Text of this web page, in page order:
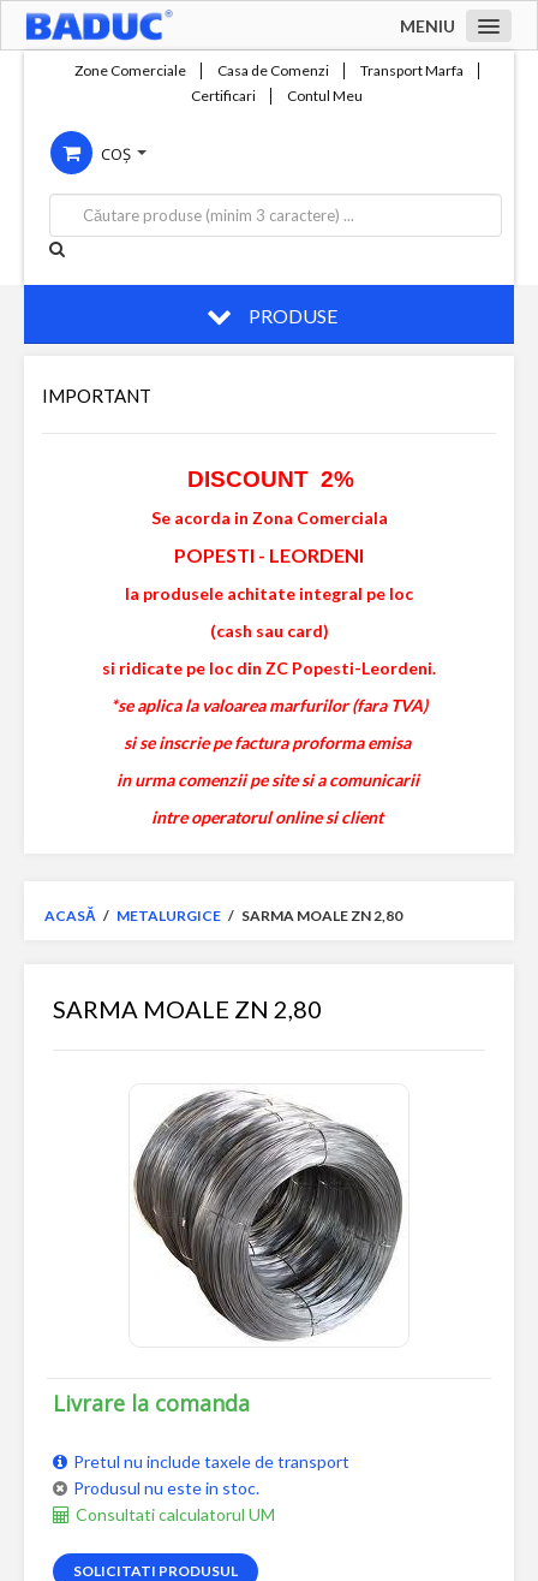
MENIU
Compania
Servicii
Productie
Contact
Zone Comerciale Casa de Comenzi
Transport Marfa
Certificari
Contul Meu
COȘ
PRODUSE
IMPORTANT
DISCOUNT 2%
Se acorda in Zona Comerciala
POPESTI - LEORDENI
la produsele achitate integral pe loc
(cash sau card)
si ridicate pe loc din ZC Popesti-Leordeni.
*se aplica la valoarea marfurilor (fara TVA)
si se inscrie pe factura proforma emisa
in urma comenzii pe site si a comunicarii
intre operatorul online si client
ACASĂ / METALURGICE / SARMA MOALE ZN 2,80
SARMA MOALE ZN 2,80
Livrare la comanda
Pretul nu include taxele de transport
Produsul nu este in stoc.
Consultati calculatorul UM
SOLICITATI PRODUSUL